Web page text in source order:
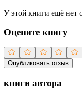
У этой книги ещё нет
Оцените книгу
Опубликовать отзыв
книги автора